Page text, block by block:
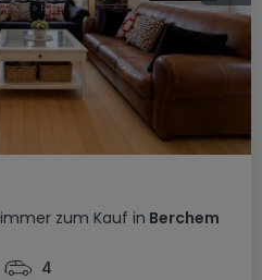
zum Kauf in Berchem
4